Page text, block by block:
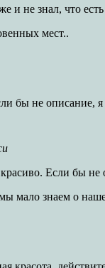
и не знал, что
мест..
бы не описание,
Если бы
мало знаем о